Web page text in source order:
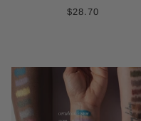
$28.70